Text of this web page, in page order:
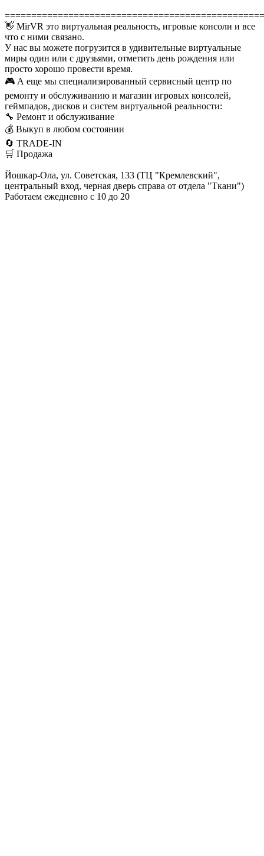
👋 MirVR это виртуальная реальность, игровые консоли и все
что с ними связано.
У нас вы можете погрузится в удивительные виртуальные
миры один или с друзьями, отметить день рождения или
просто хорошо провести время.
🎮 А еще мы специализированный сервисный центр по
ремонту и обслуживанию и магазин игровых консолей,
геймпадов, дисков и систем виртуальной реальности:
🔧 Ремонт и обслуживание
💰 Выкуп в любом состоянии
🔄 TRADE-IN
🛒 Продажа
Йошкар-Ола, ул. Советская, 133 (ТЦ "Кремлевский",
центральный вход, черная дверь справа от отдела "Ткани")
Работаем ежедневно с 10 до 20